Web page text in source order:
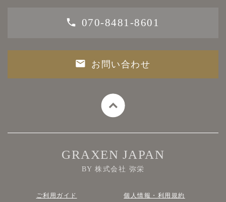
070-8481-8601
お問い合わせ
GRAXEN JAPAN
BY 株式会社 弥栄
ご利用ガイド 個人情報・利用規約